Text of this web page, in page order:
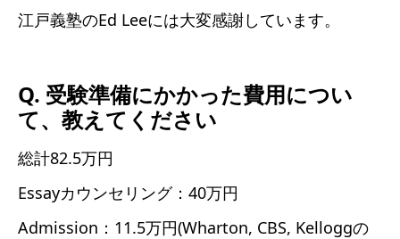
江戸義塾のEd Leeには大変感謝しています。
Q. 受験準備にかかった費用につい
て、教えてください
総計82.5万円
Essayカウンセリング：40万円
Admission：11.5万円(Wharton, CBS, Kelloggの